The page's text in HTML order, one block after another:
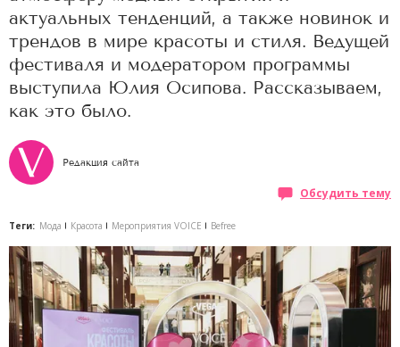
актуальных тенденций, а также новинок и
трендов в мире красоты и стиля. Ведущей
фестиваля и модератором программы
выступила Юлия Осипова. Рассказываем,
как это было.
Редакция сайта
Обсудить тему
Теги: Мода Красота Мероприятия VOICE Befree